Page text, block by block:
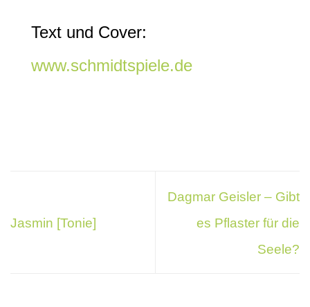
Text und Cover:
www.schmidtspiele.de
Jasmin [Tonie]
Dagmar Geisler – Gibt
es Pflaster für die
Seele?